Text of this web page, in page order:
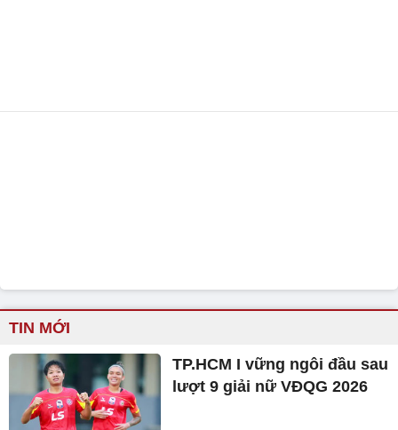
TIN MỚI
TP.HCM I vững ngôi đầu sau
lượt 9 giải nữ VĐQG 2026